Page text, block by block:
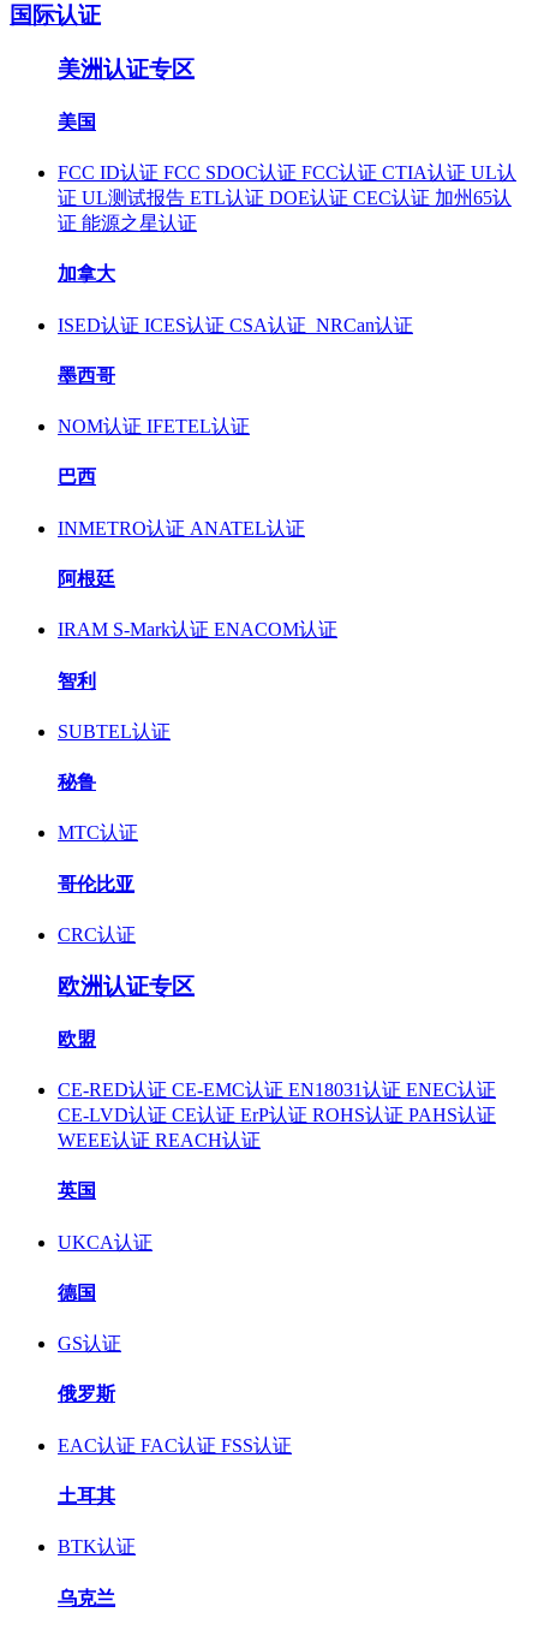
国际认证
美洲认证专区
美国
FCC ID认证 FCC SDOC认证 FCC认证 CTIA认证 UL认
证 UL测试报告 ETL认证 DOE认证 CEC认证 加州65认
证 能源之星认证
加拿大
ISED认证 ICES认证 CSA认证 NRCan认证
墨西哥
NOM认证 IFETEL认证
巴西
INMETRO认证 ANATEL认证
阿根廷
IRAM S-Mark认证 ENACOM认证
智利
SUBTEL认证
秘鲁
MTC认证
哥伦比亚
CRC认证
欧洲认证专区
欧盟
CE-RED认证 CE-EMC认证 EN18031认证 ENEC认证
CE-LVD认证 CE认证 ErP认证 ROHS认证 PAHS认证
WEEE认证 REACH认证
英国
UKCA认证
德国
GS认证
俄罗斯
EAC认证 FAC认证 FSS认证
土耳其
BTK认证
乌克兰